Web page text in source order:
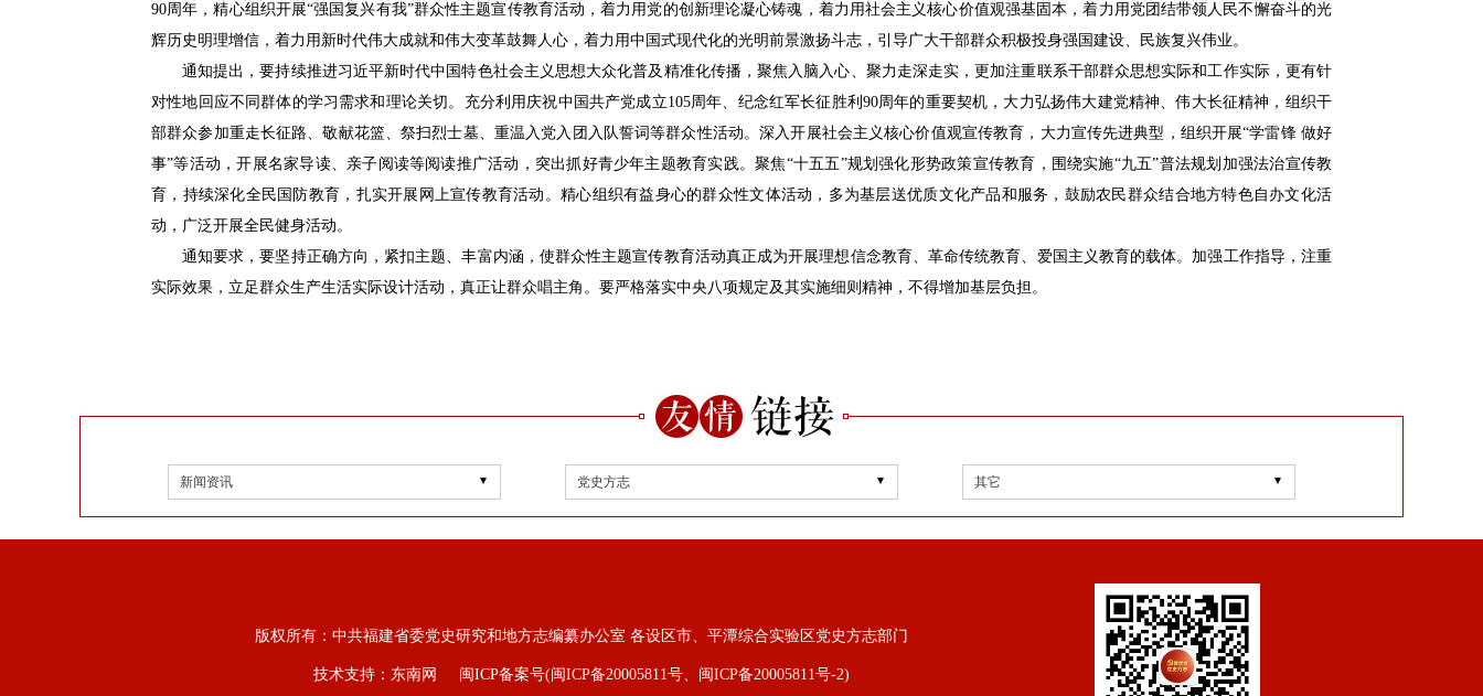
90周年，精心组织开展“强国复兴有我”群众性主题宣传教育活动，着力用党的创新理论凝心铸魂，着力用社会主义核心价值观强基固本，着力用党团结带领人民不懈奋斗的光
辉历史明理增信，着力用新时代伟大成就和伟大变革鼓舞人心，着力用中国式现代化的光明前景激扬斗志，引导广大干部群众积极投身强国建设、民族复兴伟业。
通知提出，要持续推进习近平新时代中国特色社会主义思想大众化普及精准化传播，聚焦入脑入心、聚力走深走实，更加注重联系干部群众思想实际和工作实际，更有针
对性地回应不同群体的学习需求和理论关切。充分利用庆祝中国共产党成立105周年、纪念红军长征胜利90周年的重要契机，大力弘扬伟大建党精神、伟大长征精神，组织干
部群众参加重走长征路、敬献花篮、祭扫烈士墓、重温入党入团入队誓词等群众性活动。深入开展社会主义核心价值观宣传教育，大力宣传先进典型，组织开展“学雷锋 做好
事”等活动，开展名家导读、亲子阅读等阅读推广活动，突出抓好青少年主题教育实践。聚焦“十五五”规划强化形势政策宣传教育，围绕实施“九五”普法规划加强法治宣传教
育，持续深化全民国防教育，扎实开展网上宣传教育活动。精心组织有益身心的群众性文体活动，多为基层送优质文化产品和服务，鼓励农民群众结合地方特色自办文化活
动，广泛开展全民健身活动。
通知要求，要坚持正确方向，紧扣主题、丰富内涵，使群众性主题宣传教育活动真正成为开展理想信念教育、革命传统教育、爱国主义教育的载体。加强工作指导，注重
实际效果，立足群众生产生活实际设计活动，真正让群众唱主角。要严格落实中央八项规定及其实施细则精神，不得增加基层负担。
新闻资讯 党史方志 其它
版权所有：中共福建省委党史研究和地方志编纂办公室 各设区市、平潭综合实验区党史方志部门
技术支持：东南网 闽ICP备案号(闽ICP备20005811号、闽ICP备20005811号-2)